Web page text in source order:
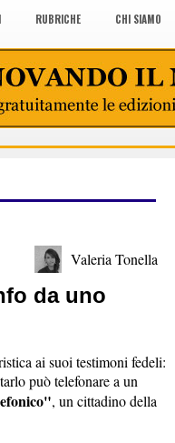
RUBRICHE CHI SIAMO
Valeria Tonella
da uno
ai suoi testimoni fedeli:
può telefonare a un
, un cittadino della